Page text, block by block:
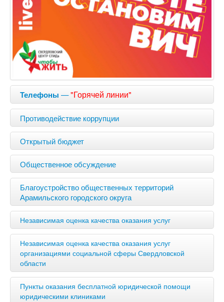
Телефоны —"Горячей линии"
Противодействие коррупции
Открытый бюджет
Общественное обсуждение
Благоустройство общественных территорий
Арамильского городского округа
Независимая оценка качества оказания услуг
Независимая оценка качества оказания услуг
организациями социальной сферы Свердловской
области
Пункты оказания бесплатной юридической помощи
юридическими клиниками